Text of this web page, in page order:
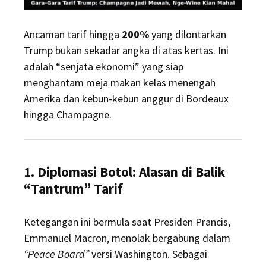
Ancaman tarif hingga 200%yang dilontarkan
Trump bukan sekadar angka di atas kertas. Ini
adalah “senjata ekonomi” yang siap
menghantam meja makan kelas menengah
Amerika dan kebun-kebun anggur di Bordeaux
hingga Champagne.
1. Diplomasi Botol: Alasan di Balik
“Tantrum” Tarif
Ketegangan ini bermula saat Presiden Prancis,
Emmanuel Macron, menolak bergabung dalam
“Peace Board”versi Washington. Sebagai